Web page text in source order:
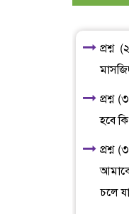
প্রশ্ন
প্রশ্ন
হবে
প্রশ্ন
চলে